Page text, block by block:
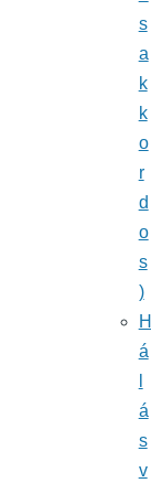
s
a
k
k
o
r
d
o
s
)
H
á
á
s
v